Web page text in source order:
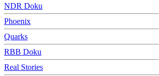
NDR Doku
Phoenix
Quarks
RBB Doku
Real Stories